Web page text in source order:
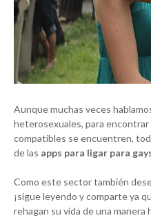
Aunque muchas veces
heterosexuales, para encontrar
compatibles se encuentren,
de las apps para ligar para
Como este sector también
¡sigue leyendo y comparte ya
rehagan su vida de una